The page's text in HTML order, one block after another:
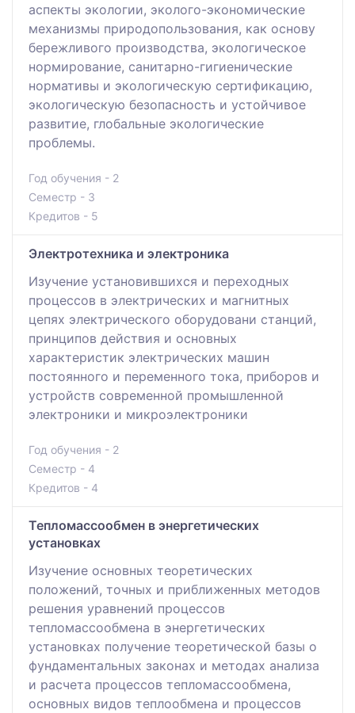
аспекты экологии, эколого-экономические
механизмы природопользования, как основу
бережливого производства, экологическое
нормирование, санитарно-гигиенические
нормативы и экологическую сертификацию,
экологическую безопасность и устойчивое
развитие, глобальные экологические
проблемы.
Год обучения - 2
Семестр - 3
Кредитов - 5
Электротехника и электроника
Изучение установившихся и переходных
процессов в электрических и магнитных
цепях электрического оборудовани станций,
принципов действия и основных
характеристик электрических машин
постоянного и переменного тока, приборов и
устройств современной промышленной
электроники и микроэлектроники
Год обучения - 2
Семестр - 4
Кредитов - 4
Тепломассообмен в энергетических
установках
Изучение основных теоретических
положений, точных и приближенных методов
решения уравнений процессов
тепломассообмена в энергетических
установках получение теоретической базы о
фундаментальных законах и методах анализа
и расчета процессов тепломассообмена,
основных видов теплообмена и процессов